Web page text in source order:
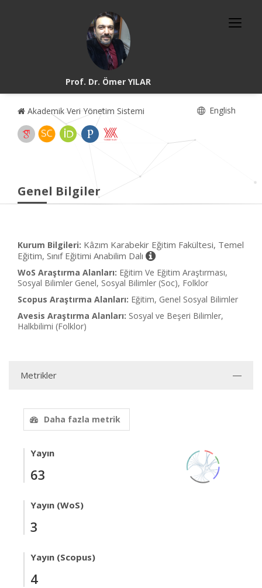
Prof. Dr. Ömer YILAR
Akademik Veri Yönetim Sistemi English
Genel Bilgiler
Kurum Bilgileri: Kâzım Karabekir Eğitim Fakültesi, Temel
Eğitim, Sınıf Eğitimi Anabilim Dalı
WoS Araştırma Alanları: Eğitim Ve Eğitim Araştırması,
Sosyal Bilimler Genel, Sosyal Bilimler (Soc), Folklor
Scopus Araştırma Alanları: Eğitim, Genel Sosyal Bilimler
Avesis Araştırma Alanları: Sosyal ve Beşeri Bilimler,
Halkbilimi (Folklor)
Metrikler
Daha fazla metrik
Yayın
63
Yayın (WoS)
3
Yayın (Scopus)
4